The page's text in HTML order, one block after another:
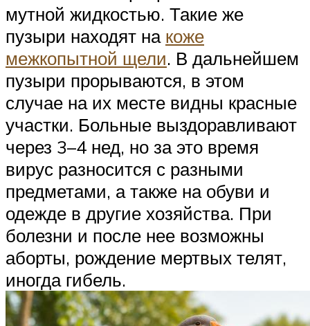
мутной жидкостью. Такие же
пузыри находят на коже
межкопытной щели. В дальнейшем
пузыри прорываются, в этом
случае на их месте видны красные
участки. Больные выздоравливают
через 3–4 нед, но за это время
вирус разносится с разными
предметами, а также на обуви и
одежде в другие хозяйства. При
болезни и после нее возможны
аборты, рождение мертвых телят,
иногда гибель.